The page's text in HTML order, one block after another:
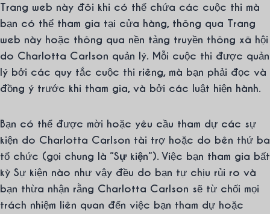
Trang web này đôi khi có thể chứa các cuộc thi mà
bạn có thể tham gia tại cửa hàng, thông qua Trang
web này hoặc thông qua nền tảng truyền thông xã hội
do Charlotta Carlson quản lý. Mỗi cuộc thi được quản
lý bởi các quy tắc cuộc thi riêng, mà bạn phải đọc và
đồng ý trước khi tham gia, và bởi các luật hiện hành.
Bạn có thể được mời hoặc yêu cầu tham dự các sự
kiện do Charlotta Carlson tài trợ hoặc do bên thứ ba
tổ chức (gọi chung là “Sự kiện”). Việc bạn tham gia bất
kỳ Sự kiện nào như vậy đều do bạn tự chịu rủi ro và
bạn thừa nhận rằng Charlotta Carlson sẽ từ chối mọi
trách nhiệm liên quan đến việc bạn tham dự hoặc